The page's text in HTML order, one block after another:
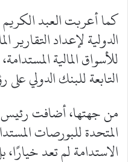
كما أعربت العبد الكريم
الدولية لإعداد التقارير
للأسواق المالية
التابعة للبنك الدولي على
من جهتها، أضافت رئيس
المتحدة للبورصات
الاستدامة لم تعد